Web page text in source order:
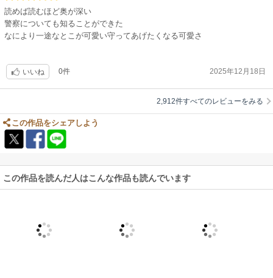
読めば読むほど奥が深い
警察についても知ることができた
なにより一途なとこが可愛い守ってあげたくなる可愛さ
いいね 0件 2025年12月18日
2,912件すべてのレビューをみる
この作品をシェアしよう
この作品を読んだ人はこんな作品も読んでいます